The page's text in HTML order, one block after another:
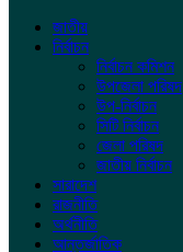
জাতীয়
নির্বাচন
নির্বাচন কমিশন
উপজেলা পরিষদ
উপ-নির্বাচন
সিটি নির্বাচন
জেলা পরিষদ
জাতীয় নির্বাচন
সারাদেশ
রাজনীতি
অর্থনীতি
আন্তর্জাতিক